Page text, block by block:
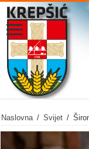
Naslovna / Svijet /